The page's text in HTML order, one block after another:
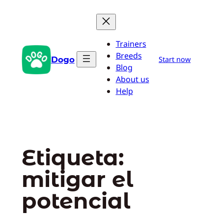
Dogo
Trainers
Breeds
Blog
About us
Help
Start now
Etiqueta:
mitigar el
potencial